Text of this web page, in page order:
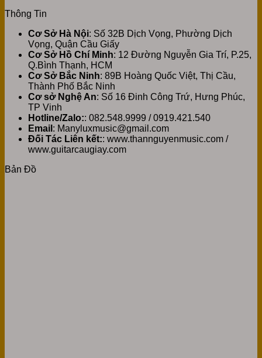
Thông Tin
Cơ Sở Hà Nội: Số 32B Dịch Vọng, Phường Dịch
Vọng, Quận Cầu Giấy
Cơ Sở Hồ Chí Minh: 12 Đường Nguyễn Gia Trí, P.25,
Q.Bình Thạnh, HCM
Cơ Sở Bắc Ninh: 89B Hoàng Quốc Việt, Thị Cầu,
Thành Phố Bắc Ninh
Cơ sở Nghệ An: Số 16 Đinh Công Trứ, Hưng Phúc,
TP Vinh
Hotline/Zalo:: 082.548.9999 / 0919.421.540
Email : Manyluxmusic@gmail.com
Đối Tác Liên kết:: www.thannguyenmusic.com /
www.guitarcaugiay.com
Bản Đồ